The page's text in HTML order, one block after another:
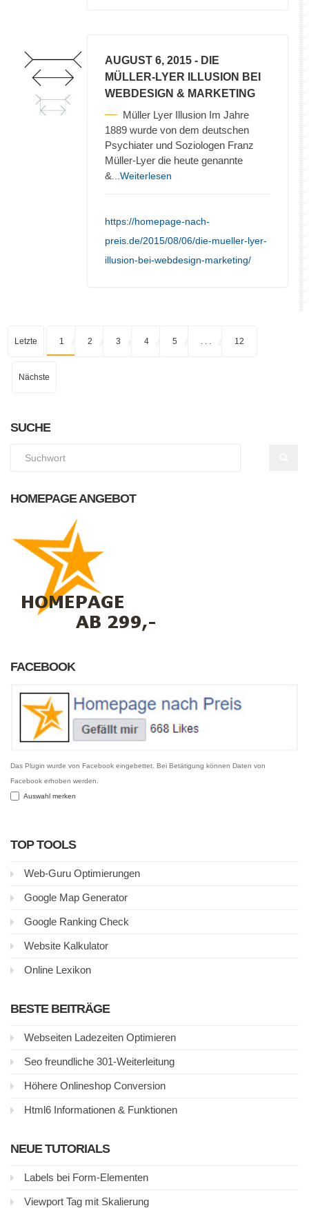
AUGUST 6, 2015 - DIE
MÜLLER-LYER ILLUSION BEI
WEBDESIGN & MARKETING
Müller Lyer Illusion Im Jahre
1889 wurde von dem deutschen
Psychiater und Soziologen Franz
Müller-Lyer die heute genannte
& ...Weiterlesen
https://homepage-nach-
preis.de/2015/08/06/die-mueller-lyer-
illusion-bei-webdesign-marketing/
Letzte 1 2 3 4 5 12
Nächste
SUCHE
HOMEPAGE ANGEBOT
FACEBOOK
Das Plugin wurde von Facebook eingebettet. Bei Betätigung können Daten von
Facebook erhoben werden.
Auswahl merken
TOP TOOLS
Web-Guru Optimierungen
Google Map Generator
Google Ranking Check
Website Kalkulator
Online Lexikon
BESTE BEITRÄGE
Webseiten Ladezeiten Optimieren
Seo freundliche 301-Weiterleitung
Höhere Onlineshop Conversion
Html6 Informationen & Funktionen
NEUE TUTORIALS
Labels bei Form-Elementen
Viewport Tag mit Skalierung